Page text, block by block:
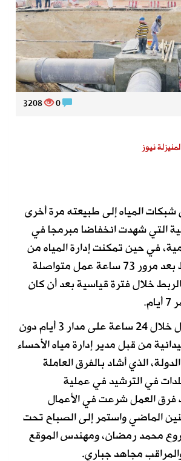
3208
نيوز
المياه إلى طبيعته مرة أخرى
التي شهدت انخفاضا مبرمجا في
في حين تمكنت إدارة المياه من
انجاز عملية الربط بعد مرور 73 ساعة عمل متواصلة
خلال فترة قياسية بعد أن كان
حيث تواصل العمل خلال 24 ساعة على مدار 3 أيام دون
من قبل مدير إدارة مياه الأحساء
الذي أشاد بالفرق العاملة
في الترشيد في عملية
فرق العمل شرعت في الأعمال
الماضي واستمر إلى الصباح تحت
محمد رمضان، ومهندس الموقع
مجاهد جباري.